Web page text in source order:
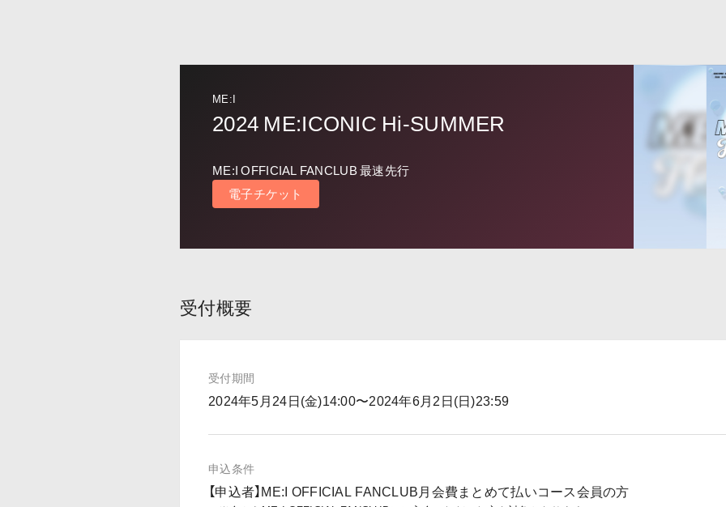
ME:I
2024 ME:ICONIC Hi-SUMMER
ME:I OFFICIAL FANCLUB 最速先行
電子チケット
受付概要
受付期間
2024年5月24日(金)14:00〜2024年6月2日(日)23:59
申込条件
【申込者】ME:I OFFICIAL FANCLUB月会費まとめて払いコース会員の方